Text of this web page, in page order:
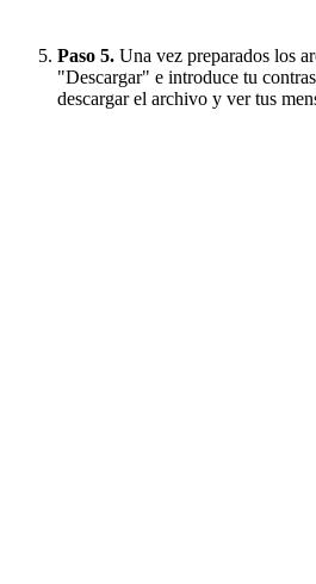
Paso 5. Una vez preparados los
"Descargar" e introduce tu
descargar el archivo y ver tus